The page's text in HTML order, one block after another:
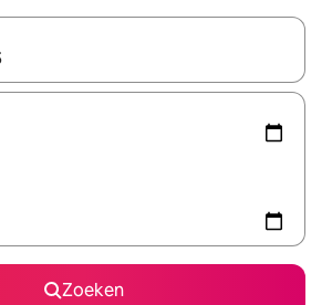
beschikbaar zijn, maak je een keuze
Zoeken